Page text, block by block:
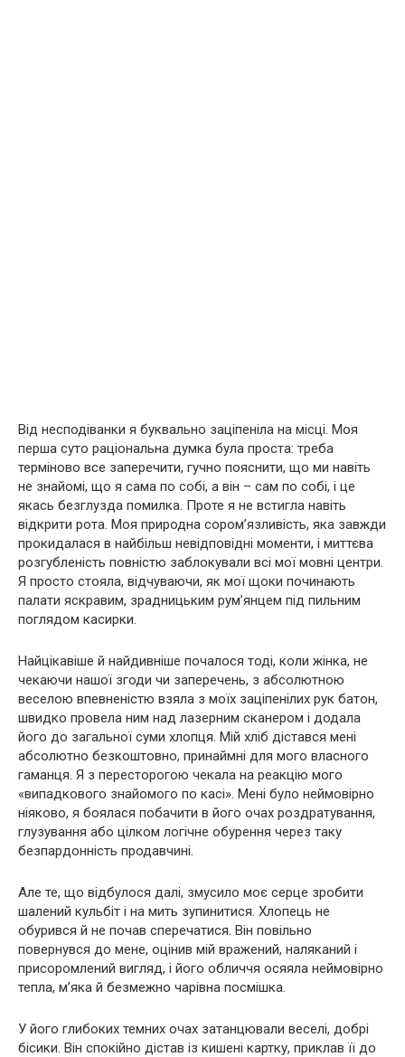
Від несподіванки я буквально заціпеніла на місці. Моя
перша суто раціональна думка була проста: треба
терміново все заперечити, гучно пояснити, що ми навіть
не знайомі, що я сама по собі, а він – сам по собі, і це
якась безглузда помилка. Проте я не встигла навіть
відкрити рота. Моя природна сором’язливість, яка завжди
прокидалася в найбільш невідповідні моменти, і миттєва
розгубленість повністю заблокували всі мої мовні центри.
Я просто стояла, відчуваючи, як мої щоки починають
палати яскравим, зрадницьким рум’янцем під пильним
поглядом касирки.
Найцікавіше й найдивніше почалося тоді, коли жінка, не
чекаючи нашої згоди чи заперечень, з абсолютною
веселою впевненістю взяла з моїх заціпенілих рук батон,
швидко провела ним над лазерним сканером і додала
його до загальної суми хлопця. Мій хліб дістався мені
абсолютно безкоштовно, принаймні для мого власного
гаманця. Я з пересторогою чекала на реакцію мого
«випадкового знайомого по касі». Мені було неймовірно
ніяково, я боялася побачити в його очах роздратування,
глузування або цілком логічне обурення через таку
безпардонність продавчині.
Але те, що відбулося далі, змусило моє серце зробити
шалений кульбіт і на мить зупинитися. Хлопець не
обурився й не почав сперечатися. Він повільно
повернувся до мене, оцінив мій вражений, наляканий і
присоромлений вигляд, і його обличчя осяяла неймовірно
тепла, м’яка й безмежно чарівна посмішка.
У його глибоких темних очах затанцювали веселі, добрі
бісики. Він спокійно дістав із кишені картку, приклав її до